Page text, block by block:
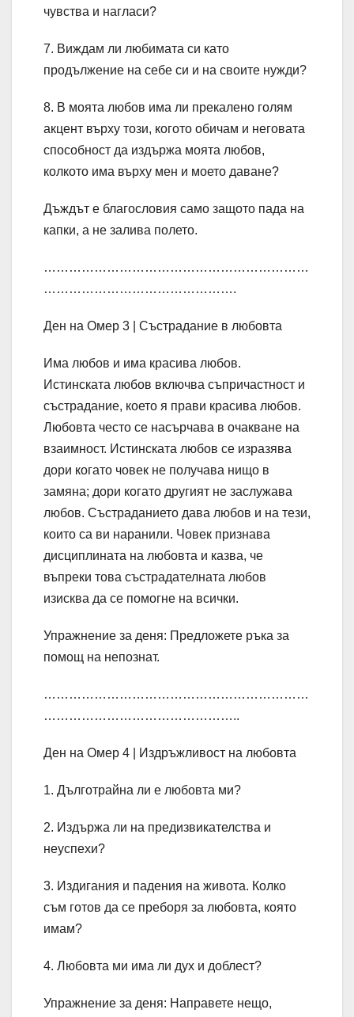
чувства и нагласи?
7. Виждам ли любимата си като
продължение на себе си и на своите нужди?
8. В моята любов има ли прекалено голям
акцент върху този, когото обичам и неговата
способност да издържа моята любов,
колкото има върху мен и моето даване?
Дъждът е благословия само защото пада на
капки, а не залива полето.
………………………………………………………
……………………………………….
Ден на Омер 3 | Състрадание в любовта
Има любов и има красива любов.
Истинската любов включва съпричастност и
състрадание, което я прави красива любов.
Любовта често се насърчава в очакване на
взаимност. Истинската любов се изразява
дори когато човек не получава нищо в
замяна; дори когато другият не заслужава
любов. Състраданието дава любов и на тези,
които са ви наранили. Човек признава
дисциплината на любовта и казва, че
въпреки това състрадателната любов
изисква да се помогне на всички.
Упражнение за деня: Предложете ръка за
помощ на непознат.
………………………………………………………
………………………………………..
Ден на Омер 4 | Издръжливост на любовта
1. Дълготрайна ли е любовта ми?
2. Издържа ли на предизвикателства и
неуспехи?
3. Издигания и падения на живота. Колко
съм готов да се преборя за любовта, която
имам?
4. Любовта ми има ли дух и доблест?
Упражнение за деня: Направете нещо,